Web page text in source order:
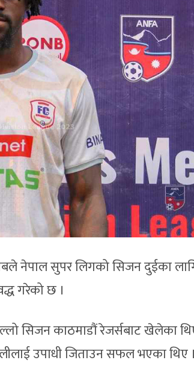
नेपाल सुपर लिगको सिजन दुईका
गरेको छ ।
सिजन काठमाडौं रेजर्सबाट खेलेका
उपाधी जिताउन सफल भएका थिए